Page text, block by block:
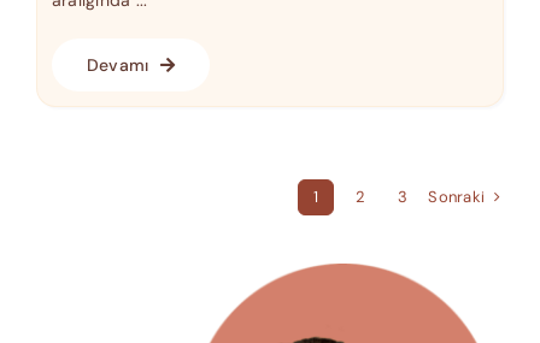
Devamı
1 2 3 Sonraki